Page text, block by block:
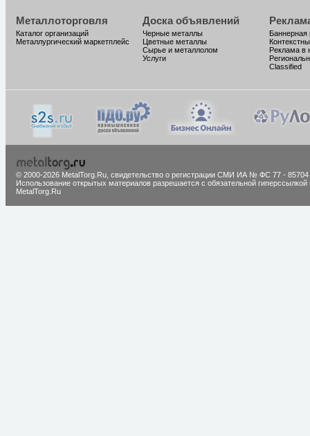
Металлоторговля
Каталог организаций
Металлургический маркетплейс
Доска объявлений
Черные металлы
Цветные металлы
Сырье и металлолом
Услуги
Баннерная
Реклама в
Classified
© 2000-2026 MetalTorg.Ru, cвидетельство о регистрации СМИ ИА № ФС 77 - 85704
Использование открытых материалов разрешается с обязательной гиперссылкой
MetalTorg.Ru